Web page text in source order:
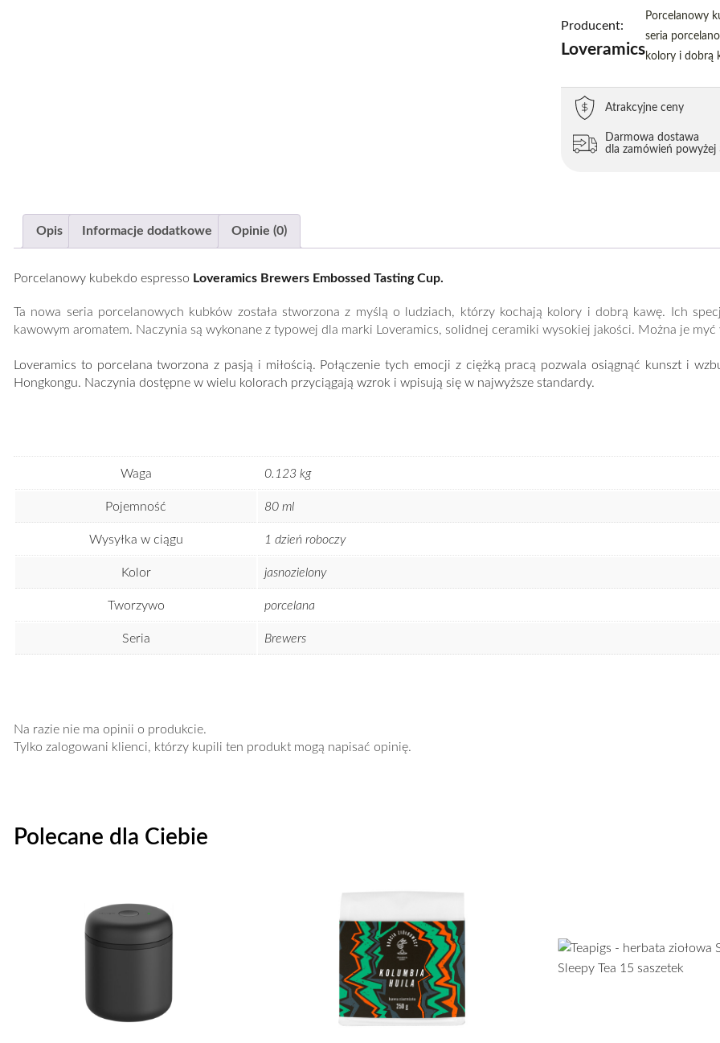
Producent:
Loveramics
Porcelanowy
seria
kolory i dobrą
Atrakcyjne ceny
Darmowa dostawa
dla zamówień powyżej
Opis Informacje dodatkowe Opinie (0)
Porcelanowy kubekdo espresso Loveramics Brewers Embossed Tasting Cup.
Ta nowa seria porcelanowych kubków została stworzona z myślą o ludziach, którzy kochają kolory i dobrą kawę. Ich
kawowym aromatem. Naczynia są wykonane z typowej dla marki Loveramics, solidnej ceramiki wysokiej jakości. Można je
Loveramics to porcelana tworzona z pasją i miłością. Połączenie tych emocji z ciężką pracą pozwala osiągnąć kunszt i
Hongkongu. Naczynia dostępne w wielu kolorach przyciągają wzrok i wpisują się w najwyższe standardy.
Waga 0.123 kg
Pojemność 80 ml
Wysyłka w ciągu 1 dzień roboczy
Kolor jasnozielony
Tworzywo porcelana
Seria Brewers
Na razie nie ma opinii o produkcie.
Tylko zalogowani klienci, którzy kupili ten produkt mogą napisać opinię.
Polecane dla Ciebie